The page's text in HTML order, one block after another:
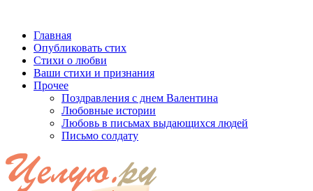
Главная
Опубликовать стих
Стихи о любви
Ваши стихи и признания
Прочее
Поздравления с днем Валентина
Любовные истории
Любовь в письмах выдающихся людей
Письмо солдату